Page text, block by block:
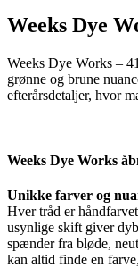
antal
Weeks Dye
Weeks Dye Works –
grønne og brune
efterårsdetaljer, hvor
Weeks Dye Works
Unikke farver og
Hver tråd er
usynlige skift giver
spænder fra bløde,
kan altid finde en